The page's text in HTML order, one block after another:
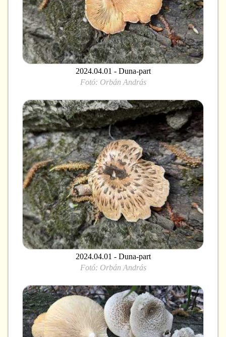
2024.04.01 - Duna-part
Fotó: Orbán András
2024.04.01 - Duna-part
Fotó: Orbán András